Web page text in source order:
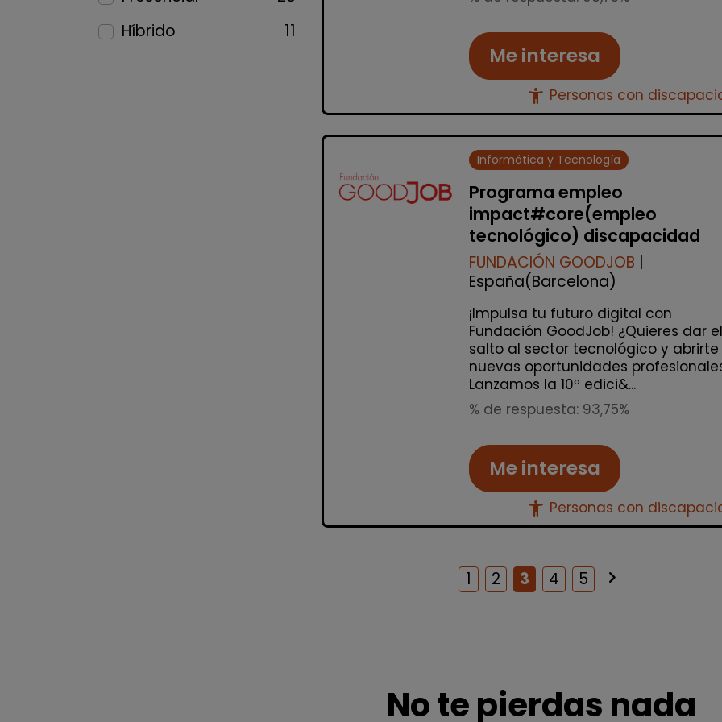
Híbrido
11
Me interesa
accessibility_new Personas con
Informática y Tecnología
Programa empleo
impact#core(empleo
tecnológico) discapacidad
FUNDACIÓN GOODJOB
España(Barcelona)
¡Impulsa tu futuro digital con
Fundación GoodJob! ¿Quieres dar el
salto al sector tecnológico y abrirte
nuevas oportunidades
Lanzamos la 10ª edici&...
% de respuesta: 93,75%
Me interesa
accessibility_new Personas con
1 2 3 4 5 keyboard_arrow_right
No te pierdas nada